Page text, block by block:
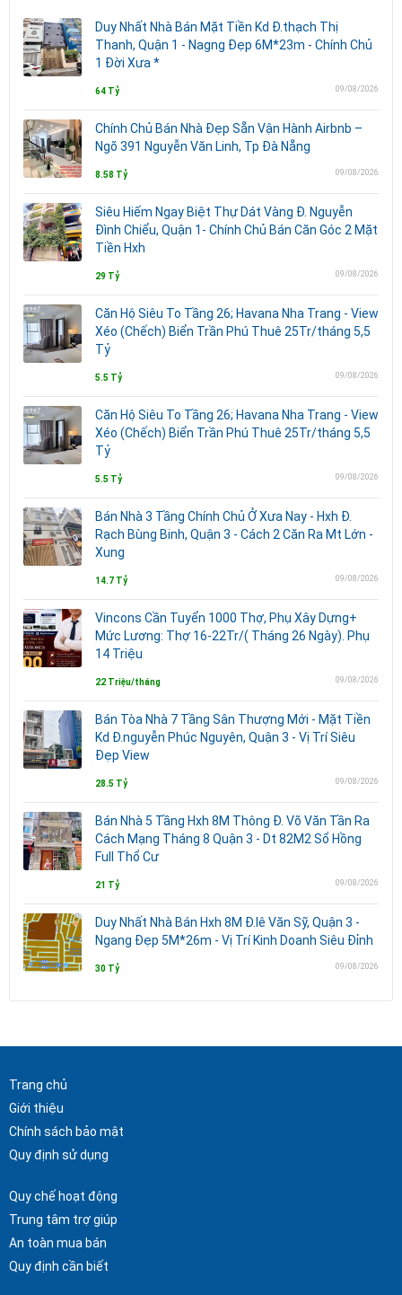
Duy Nhất Nhà Bán Mặt Tiền Kd Đ.thạch Thị
Thanh, Quận 1 - Nagng Đẹp 6M*23m - Chính Chủ
1 Đời Xưa *
64 Tỷ 09/08/2026
Chính Chủ Bán Nhà Đẹp Sẵn Vận Hành Airbnb –
Ngõ 391 Nguyễn Văn Linh, Tp Đà Nẵng
8.58 Tỷ 09/08/2026
Siêu Hiếm Ngay Biệt Thự Dát Vàng Đ. Nguyễn
Đình Chiểu, Quận 1- Chính Chủ Bán Căn Góc 2 Mặt
Tiền Hxh
29 Tỷ 09/08/2026
Căn Hộ Siêu To Tầng 26; Havana Nha Trang - View
Xéo (Chếch) Biển Trần Phú Thuê 25Tr/tháng 5,5
Tỷ
5.5 Tỷ 09/08/2026
Căn Hộ Siêu To Tầng 26; Havana Nha Trang - View
Xéo (Chếch) Biển Trần Phú Thuê 25Tr/tháng 5,5
Tỷ
5.5 Tỷ 09/08/2026
Bán Nhà 3 Tầng Chính Chủ Ở Xưa Nay - Hxh Đ.
Rạch Bùng Binh, Quận 3 - Cách 2 Căn Ra Mt Lớn -
Xung
14.7 Tỷ 09/08/2026
Vincons Cần Tuyển 1000 Thợ, Phụ Xây Dựng+
Mức Lương: Thợ 16-22Tr/( Tháng 26 Ngày). Phụ
14 Triệu
22 Triệu/tháng 09/08/2026
Bán Tòa Nhà 7 Tầng Sân Thượng Mới - Mặt Tiền
Kd Đ.nguyễn Phúc Nguyên, Quận 3 - Vị Trí Siêu
Đẹp View
28.5 Tỷ 09/08/2026
Bán Nhà 5 Tầng Hxh 8M Thông Đ. Võ Văn Tần Ra
Cách Mạng Tháng 8 Quận 3 - Dt 82M2 Sổ Hồng
Full Thổ Cư
21 Tỷ 09/08/2026
Duy Nhất Nhà Bán Hxh 8M Đ.lê Văn Sỹ, Quận 3 -
Ngang Đẹp 5M*26m - Vị Trí Kinh Doanh Siêu Đỉnh
30 Tỷ 09/08/2026
Trang chủ
Giới thiệu
Chính sách bảo mật
Quy định sử dụng
Quy chế hoạt động
Trung tâm trợ giúp
An toàn mua bán
Quy định cần biết